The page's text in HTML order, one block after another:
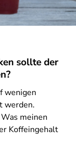
sollte der
wenigen
werden.
meinen
Koffeingehalt